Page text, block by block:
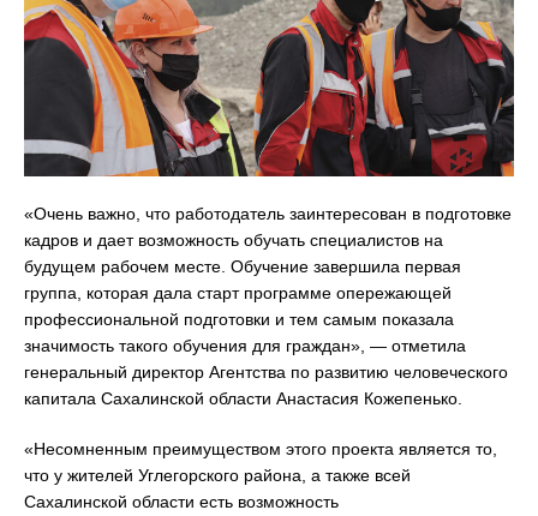
«Очень важно, что работодатель заинтересован в подготовке
кадров и дает возможность обучать специалистов на
будущем рабочем месте. Обучение завершила первая
группа, которая дала старт программе опережающей
профессиональной подготовки и тем самым показала
значимость такого обучения для граждан», — отметила
генеральный директор Агентства по развитию человеческого
капитала Сахалинской области Анастасия Кожепенько.
«Несомненным преимуществом этого проекта является то,
что у жителей Углегорского района, а также всей
Сахалинской области есть возможность